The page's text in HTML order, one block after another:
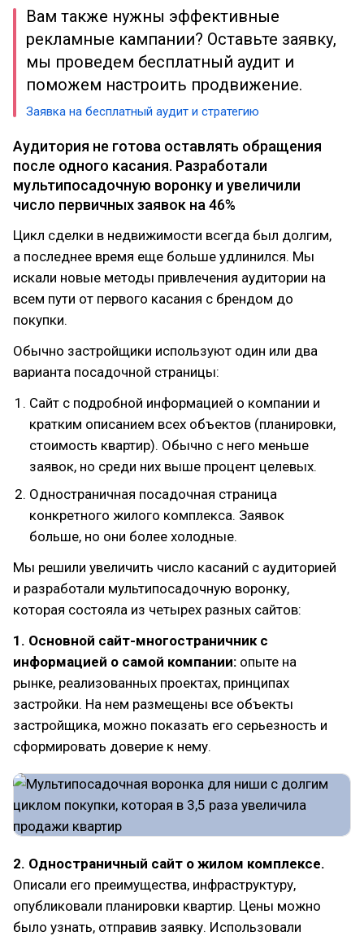
Вам также нужны эффективные
рекламные кампании? Оставьте заявку,
мы проведем бесплатный аудит и
поможем настроить продвижение.
Заявка на бесплатный аудит и стратегию
Аудитория не готова оставлять обращения
после одного касания. Разработали
мультипосадочную воронку и увеличили
число первичных заявок на 46%
Цикл сделки в недвижимости всегда был долгим,
а последнее время еще больше удлинился. Мы
искали новые методы привлечения аудитории на
всем пути от первого касания с брендом до
покупки.
Обычно застройщики используют один или два
варианта посадочной страницы:
Сайт с подробной информацией о компании и
кратким описанием всех объектов (планировки,
стоимость квартир). Обычно с него меньше
заявок, но среди них выше процент целевых.
Одностраничная посадочная страница
конкретного жилого комплекса. Заявок
больше, но они более холодные.
Мы решили увеличить число касаний с аудиторией
и разработали мультипосадочную воронку,
которая состояла из четырех разных сайтов:
1. Основной сайт-многостраничник с
информацией о самой компании: опыте на
рынке, реализованных проектах, принципах
застройки. На нем размещены все объекты
застройщика, можно показать его серьезность и
сформировать доверие к нему.
2. Одностраничный сайт о жилом комплексе.
Описали его преимущества, инфраструктуру,
опубликовали планировки квартир. Цены можно
было узнать, отправив заявку. Использовали